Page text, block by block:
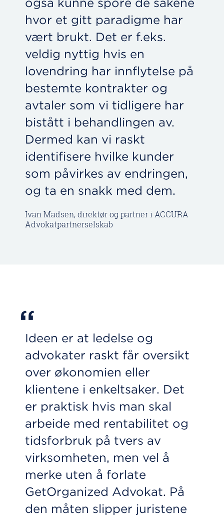
hvor et gitt paradigme har
vært brukt. Det er f.eks.
veldig nyttig hvis en
lovendring har innflytelse på
bestemte kontrakter og
avtaler som vi tidligere har
bistått i behandlingen av.
Dermed kan vi raskt
identifisere hvilke kunder
som påvirkes av endringen,
og ta en snakk med dem.
Ivan Madsen, direktør og partner i ACCURA
Advokatpartnerselskab
“
Ideen er at ledelse og
advokater raskt får oversikt
over økonomien eller
klientene i enkeltsaker. Det
er praktisk hvis man skal
arbeide med rentabilitet og
tidsforbruk på tvers av
virksomheten, men vel å
merke uten å forlate
GetOrganized Advokat. På
den måten slipper juristene